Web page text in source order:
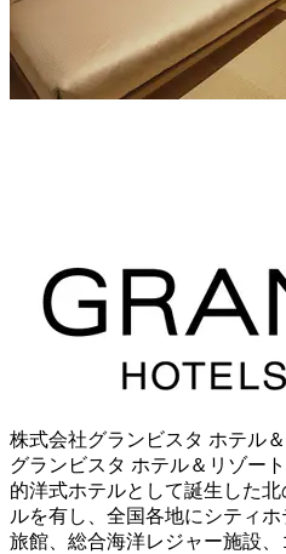
株式会社グランビスタ ホテル
グランビスタ ホテル＆リゾー
的洋式ホテルとして誕生した
ルを有し、全国各地にシティ
旅館、総合海洋レジャー施設